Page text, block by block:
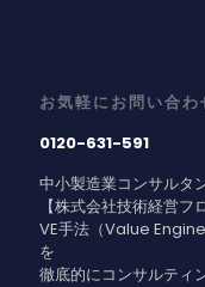
お気軽にお問い合わ
0120-631-591
中小製造業コンサルタ
【株式会社技術経営フ
VE手法（Value
を
徹底的にコンサルティ